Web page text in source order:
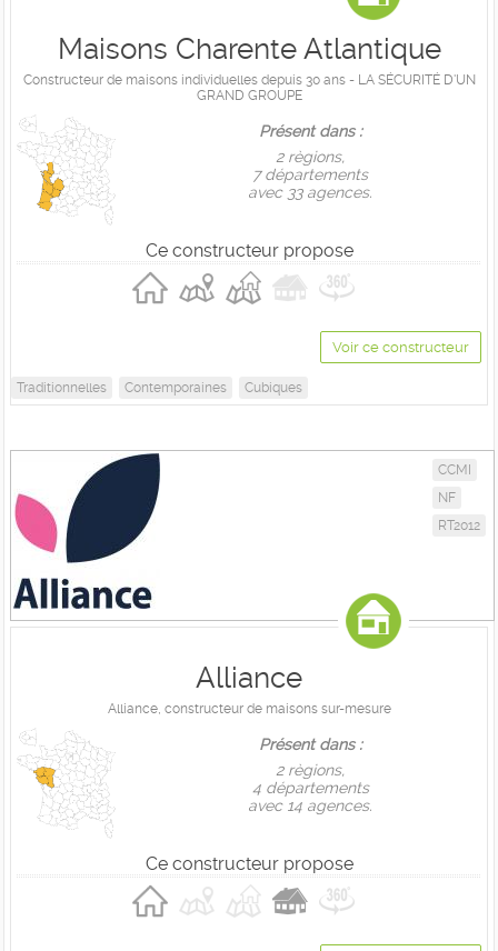
Maisons Charente Atlantique
Constructeur de maisons individuelles depuis 30 ans - LA SÉCURITÉ D'UN
GRAND GROUPE
Présent dans :
2 règions,
7 départements
avec 33 agences.
Ce constructeur propose
Voir ce constructeur
Traditionnelles Contemporaines Cubiques
CCMI
NF
RT2012
Alliance
Alliance, constructeur de maisons sur-mesure
Présent dans :
2 règions,
4 départements
avec 14 agences.
Ce constructeur propose